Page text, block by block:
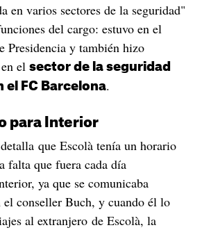
en varios sectores de la seguridad"
del cargo: estuvo en el
Presidencia y también hizo
el sector de la seguridad
el FC Barcelona.
para Interior
que Escolà tenía un horario
falta que fuera cada día
ya que se comunicaba
el conseller Buch, y cuando él lo
al extranjero de Escolà, la